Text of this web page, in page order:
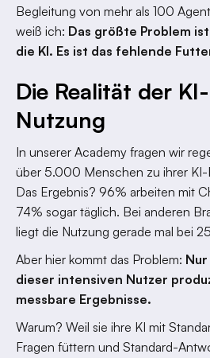
Begleitung von mehr als 100
weiß ich: Das größte Problem
die KI. Es ist das fehlende
Die Realität der KI-
Nutzung
In unserer Academy fragen wir
über 5.000 Menschen zu ihrer KI-
Das Ergebnis? 96% arbeiten mit
74% sogar täglich. Bei anderen
liegt die Nutzung gerade mal bei
Aber hier kommt das Problem:
dieser intensiven Nutzer
messbare Ergebnisse.
Warum? Weil sie ihre KI mit
Fragen füttern und Standard-